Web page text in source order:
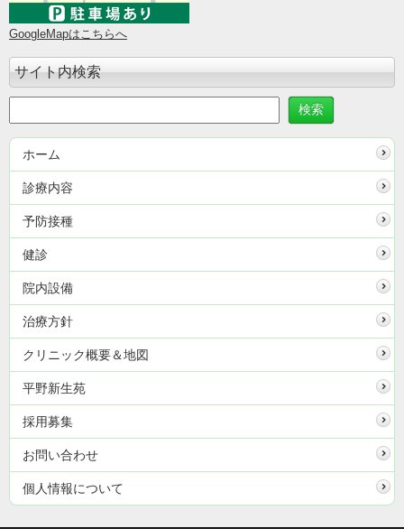
GoogleMapはこちらへ
サイト内検索
ホーム
診療内容
予防接種
健診
院内設備
治療方針
クリニック概要＆地図
平野新生苑
採用募集
お問い合わせ
個人情報について